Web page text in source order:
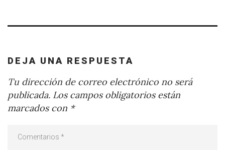
DEJA UNA RESPUESTA
Tu dirección de correo electrónico no será
publicada. Los campos obligatorios están
marcados con *